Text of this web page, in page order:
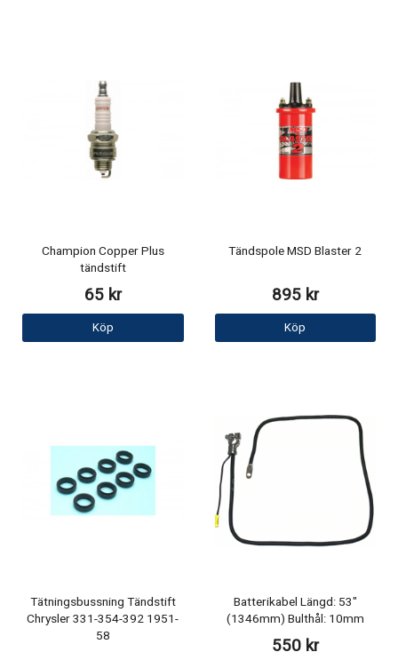
Champion Copper Plus
tändstift
65 kr
Köp
Tändspole MSD Blaster 2
895 kr
Köp
Tätningsbussning Tändstift
Chrysler 331-354-392 1951-
58
Batterikabel Längd: 53"
(1346mm) Bulthål: 10mm
550 kr